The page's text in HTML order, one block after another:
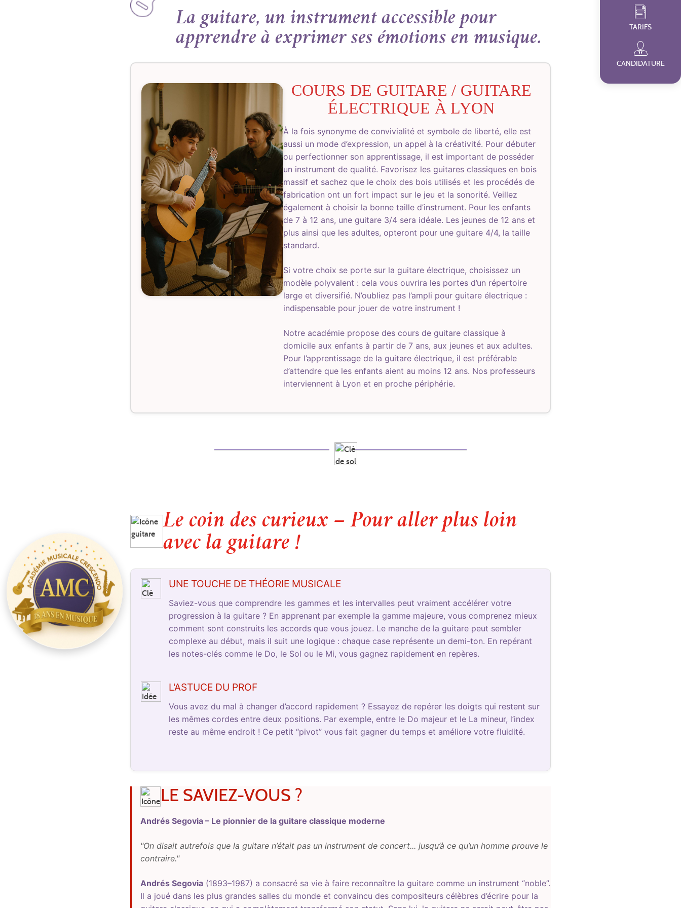
TARIFS
CANDIDATURE
La guitare, un instrument accessible pour
apprendre à exprimer ses émotions en musique.
COURS DE GUITARE / GUITARE
ÉLECTRIQUE À LYON
À la fois synonyme de convivialité et symbole de liberté, elle est
aussi un mode d’expression, un appel à la créativité. Pour débuter
ou perfectionner son apprentissage, il est important de posséder
un instrument de qualité. Favorisez les guitares classiques en bois
massif et sachez que le choix des bois utilisés et les procédés de
fabrication ont un fort impact sur le jeu et la sonorité. Veillez
également à choisir la bonne taille d’instrument. Pour les enfants
de 7 à 12 ans, une guitare 3/4 sera idéale. Les jeunes de 12 ans et
plus ainsi que les adultes, opteront pour une guitare 4/4, la taille
standard.
Si votre choix se porte sur la guitare électrique, choisissez un
modèle polyvalent : cela vous ouvrira les portes d’un répertoire
large et diversifié. N’oubliez pas l’ampli pour guitare électrique :
indispensable pour jouer de votre instrument !
Notre académie propose des cours de guitare classique à
domicile aux enfants à partir de 7 ans, aux jeunes et aux adultes.
Pour l’apprentissage de la guitare électrique, il est préférable
d’attendre que les enfants aient au moins 12 ans. Nos professeurs
interviennent à Lyon et en proche périphérie.
Le coin des curieux – Pour aller plus loin
avec la guitare !
UNE TOUCHE DE THÉORIE MUSICALE
Saviez-vous que comprendre les gammes et les intervalles peut vraiment accélérer votre
progression à la guitare ? En apprenant par exemple la gamme majeure, vous comprenez mieux
comment sont construits les accords que vous jouez. Le manche de la guitare peut sembler
complexe au début, mais il suit une logique : chaque case représente un demi-ton. En repérant
les notes-clés comme le Do, le Sol ou le Mi, vous gagnez rapidement en repères.
L'ASTUCE DU PROF
Vous avez du mal à changer d’accord rapidement ? Essayez de repérer les doigts qui restent sur
les mêmes cordes entre deux positions. Par exemple, entre le Do majeur et le La mineur, l’index
reste au même endroit ! Ce petit “pivot” vous fait gagner du temps et améliore votre fluidité.
LE SAVIEZ-VOUS ?
Andrés Segovia – Le pionnier de la guitare classique moderne
"On disait autrefois que la guitare n’était pas un instrument de concert... jusqu’à ce qu’un homme prouve le
contraire."
Andrés Segovia (1893–1987) a consacré sa vie à faire reconnaître la guitare comme un instrument “noble”.
Il a joué dans les plus grandes salles du monde et convaincu des compositeurs célèbres d’écrire pour la